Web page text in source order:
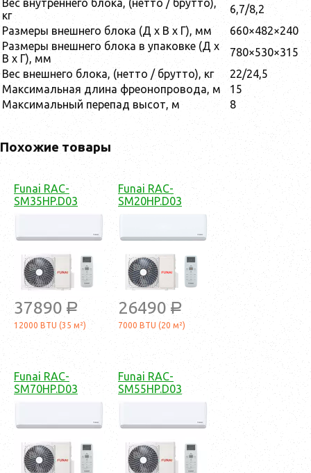
Вес внутреннего блока, (нетто / брутто),
кг
6,7/8,2
Размеры внешнего блока (Д x В x Г), мм
660×482×240
Размеры внешнего блока в упаковке (Д x
В x Г), мм
780×530×315
Вес внешнего блока, (нетто / брутто), кг
22/24,5
Максимальная длина фреонопровода, м
15
Максимальный перепад высот, м
8
Похожие товары
Funai RAC-
SM35HP.D03
37890 a
12000 BTU (35 м²)
Funai RAC-
SM20HP.D03
26490 a
7000 BTU (20 м²)
Funai RAC-
SM70HP.D03
Funai RAC-
SM55HP.D03